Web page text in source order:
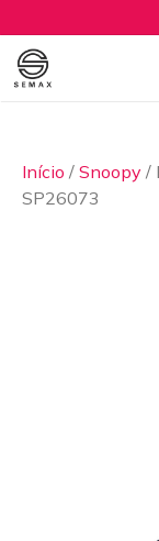
Início / Snoopy /
SP26073